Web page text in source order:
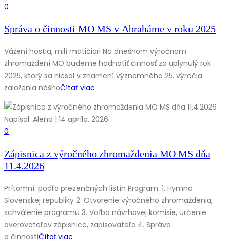
0
Správa o činnosti MO MS v Abraháme v roku 2025
Vážení hostia, milí matičiari Na dnešnom výročnom
zhromaždení MO budeme hodnotiť činnosť za uplynulý rok
2025, ktorý sa niesol v znamení významného 25. výročia
založenia nášhoČítať viac
Napísal: Alena | 14 apríla, 2026
0
Zápisnica z výročného zhromaždenia MO MS dňa
11.4.2026
Prítomní: podľa prezenčných listín Program: 1. Hymna
Slovenskej republiky 2. Otvorenie výročného zhromaždenia,
schválenie programu 3. Voľba návrhovej komisie, určenie
overovateľov zápisnice, zapisovateľa 4. Správa
o činnostiČítať viac